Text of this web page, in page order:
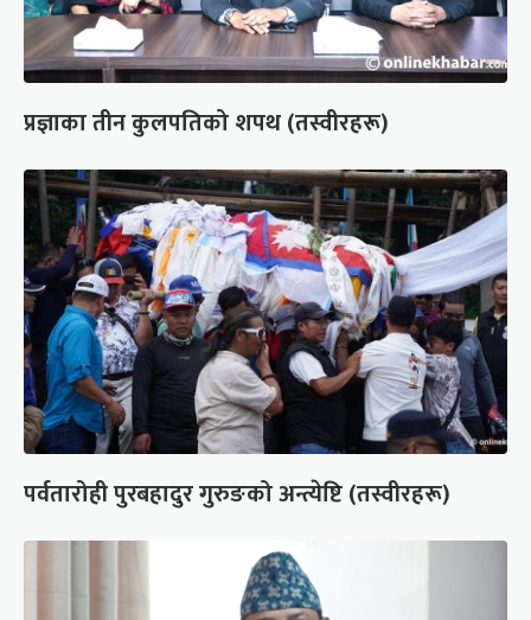
प्रज्ञाका तीन कुलपतिको शपथ (तस्वीरहरू)
पर्वतारोही पुरबहादुर गुरुङको अन्त्येष्टि (तस्वीरहरू)